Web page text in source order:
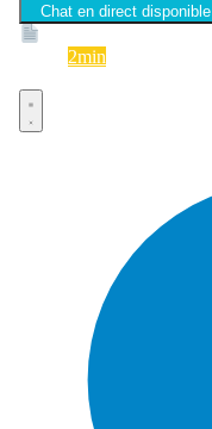
Chat en direct disponible
2min